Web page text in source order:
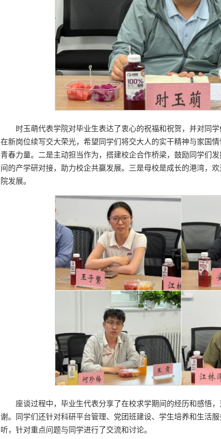
时玉萌代表学院对毕业生表达了衷心的祝福和祝贺，并对同学
在新岗位续写交大荣光，希望同学们将交大人的实干精神与家国
青春力量。二是主动担当作为，搭建校企合作桥梁，鼓励同学们
间的产学研对接，助力校企共赢发展。三是母校是成长的港湾，
院发展。
座谈过程中，毕业生代表分享了在校求学期间的经历和感悟
谢。同学们还针对科研平台管理、党团班建设、学生培养和生活
听，针对重点问题与同学进行了交流和讨论。